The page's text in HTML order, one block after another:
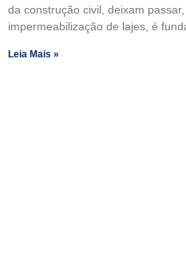
da construção civil, deixam
impermeabilização de lajes, é
Leia Mais »